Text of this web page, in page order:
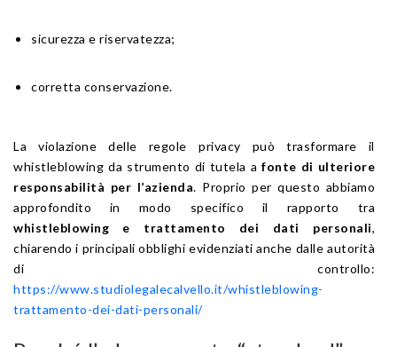
sicurezza e riservatezza;
corretta conservazione.
La violazione delle regole privacy può trasformare il
whistleblowing da strumento di tutela a fonte di ulteriore
responsabilità per l’azienda. Proprio per questo abbiamo
approfondito in modo specifico il rapporto tra
whistleblowing e trattamento dei dati personali,
chiarendo i principali obblighi evidenziati anche dalle autorità
di controllo:
https://www.studiolegalecalvello.it/whistleblowing-
trattamento-dei-dati-personali/